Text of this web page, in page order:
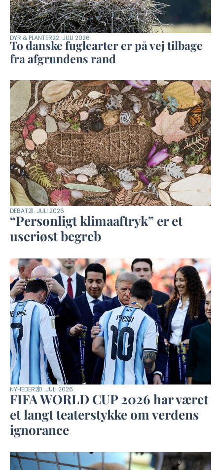
DYR & PLANTER22. JULI 2026
To danske fuglearter er på vej tilbage
fra afgrundens rand
DEBAT21. JULI 2026
“Personligt klimaaftryk” er et
useriøst begreb
NYHEDER20. JULI 2026
FIFA WORLD CUP 2026 har været
et langt teaterstykke om verdens
ignorance